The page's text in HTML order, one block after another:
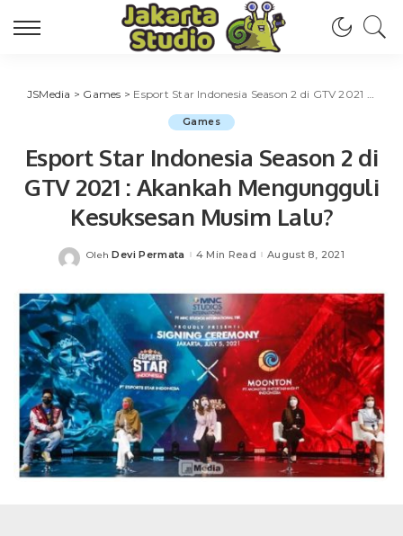
JSMedia > Games > Esport Star Indonesia Season 2 di GTV 2021 : Akankah Mengungguli Kesuksesan Musim Lalu?
Games
Esport Star Indonesia Season 2 di
GTV 2021 : Akankah Mengungguli
Kesuksesan Musim Lalu?
Posted
Oleh Devi Permata 4 Min Read August 8, 2021